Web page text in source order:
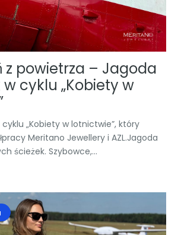
z powietrza – Jagoda
cyklu „Kobiety w
„Kobiety w lotnictwie”, który
Meritano Jewellery i AZL.Jagoda
ścieżek. Szybowce,...